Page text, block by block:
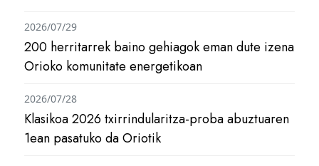
200 herritarrek baino gehiagok eman dute izena
Orioko komunitate energetikoan
2026/07/29
Klasikoa 2026 txirrindularitza-proba abuztuaren
1ean pasatuko da Oriotik
2026/07/28